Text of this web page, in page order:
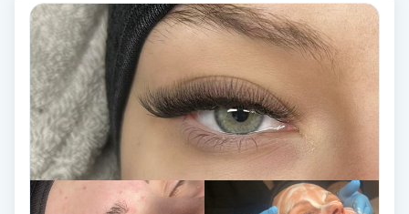
Melasma
Mesoterapi
MicroPen
Microshading